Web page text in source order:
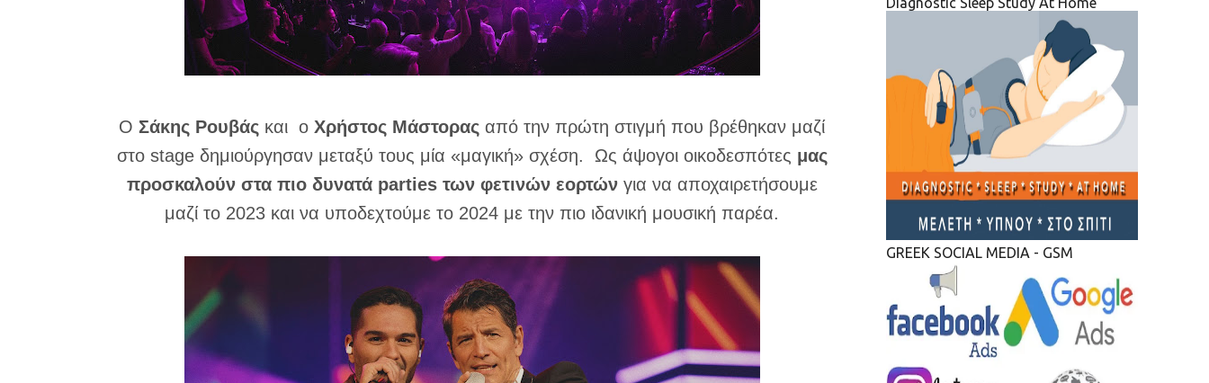
Ο Σάκης Ρουβάς και ο Χρήστος Μάστορας από την πρώτη στιγμή που βρέθηκαν μαζί
στο stage δημιούργησαν μεταξύ τους μία «μαγική» σχέση. Ως άψογοι οικοδεσπότες μας
προσκαλούν στα πιο δυνατά parties των φετινών εορτώνγια να αποχαιρετήσουμε
μαζί το 2023 και να υποδεχτούμε το 2024 με την πιο ιδανική μουσική παρέα.
GREEK SOCIAL MEDIA - GSM